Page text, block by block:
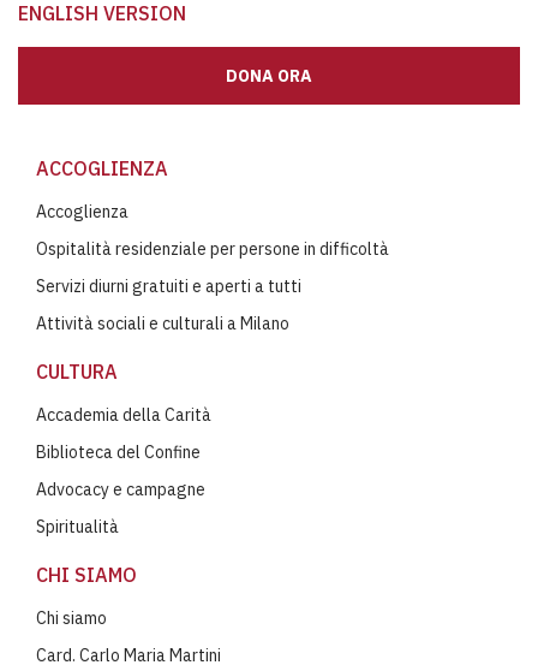
ENGLISH VERSION
DONA ORA
ACCOGLIENZA
Accoglienza
Ospitalità residenziale per persone in difficoltà
Servizi diurni gratuiti e aperti a tutti
Attività sociali e culturali a Milano
CULTURA
Accademia della Carità
Biblioteca del Confine
Advocacy e campagne
Spiritualità
CHI SIAMO
Chi siamo
Card. Carlo Maria Martini